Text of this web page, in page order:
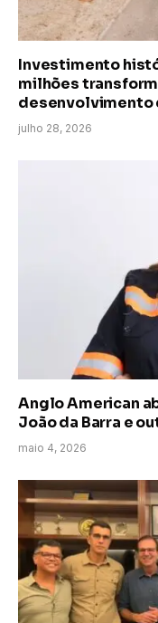
Investimento
milhões
desenvolvimento
julho 28, 2026
Anglo American
João da Barra e
maio 4, 2026